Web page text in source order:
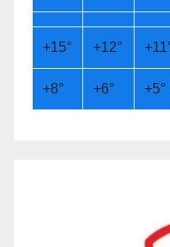
+15° +12° +
+8° +6° +5°